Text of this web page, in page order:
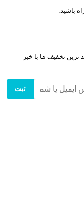
تخفیف ها با خبر
ثبت